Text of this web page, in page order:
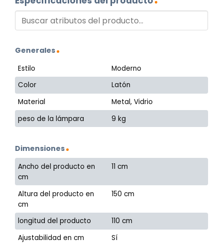
Generales
Estilo
Moderno
Color
Latón
Material
Metal, Vidrio
peso de la lámpara
9 kg
Dimensiones
Ancho del producto en
cm
11 cm
Altura del producto en
cm
150 cm
longitud del producto
110 cm
Ajustabilidad en cm
Sí